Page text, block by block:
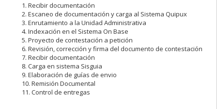
1. Recibir documentación
2. Escaneo de documentación y carga al Sistema Quipux
3. Enrutamiento a la Unidad Administrativa
4. Indexación en el Sistema On Base
5. Proyecto de contestación a petición
6. Revisión, corrección y firma del documento de contestación
7. Recibir documentación
8. Carga en sistema Sisguia
9. Elaboración de guías de envio
10. Remisión Documental
11. Control de entregas